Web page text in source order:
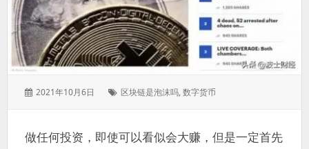
发
2021年10月6日
标
区块链是泡沫吗,数字货币
做任何投资，即使可以看似会大赚，但是一定首先